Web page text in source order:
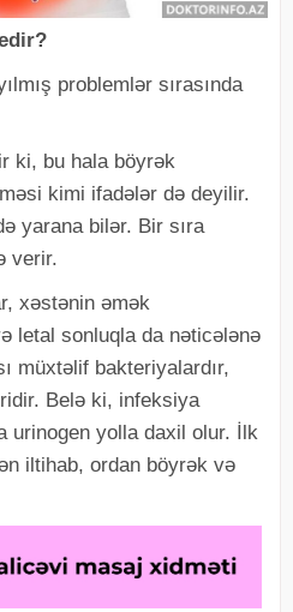
problemlər sırasında
ki, bu hala böyrək
kimi ifadələr də deyilir.
yarana bilər. Bir sıra
verir.
xəstənin əmək
letal sonluqla da nəticələnə
müxtəlif bakteriyalardır,
Belə ki, infeksiya
urinogen yolla daxil olur. İlk
iltihab, ordan böyrək və